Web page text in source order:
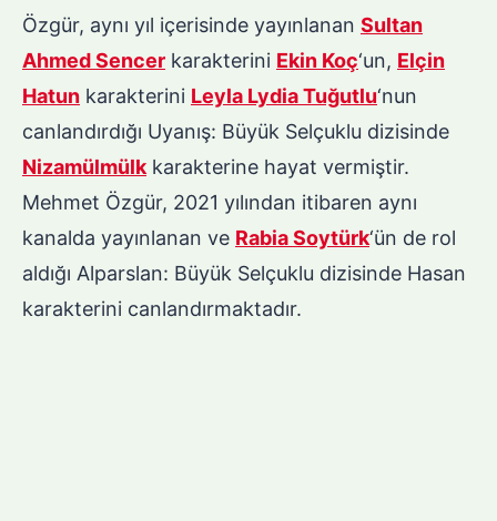
Özgür, aynı yıl içerisinde yayınlanan Sultan
Ahmed Sencer karakterini Ekin Koç‘un, Elçin
Hatun karakterini Leyla Lydia Tuğutlu‘nun
canlandırdığı Uyanış: Büyük Selçuklu dizisinde
Nizamülmülk karakterine hayat vermiştir.
Mehmet Özgür, 2021 yılından itibaren aynı
kanalda yayınlanan ve Rabia Soytürk‘ün de rol
aldığı Alparslan: Büyük Selçuklu dizisinde Hasan
karakterini canlandırmaktadır.